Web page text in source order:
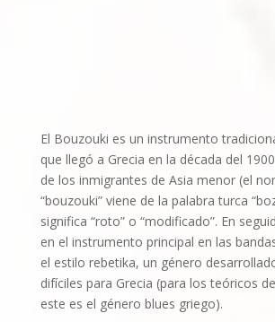
El Bouzouki es un instrumento
que llegó a Grecia en la década del
de los inmigrantes de Asia menor (el
“bouzouki” viene de la palabra turca
significa “roto” o “modificado”. En
en el instrumento principal en las
el estilo rebetika, un género
difíciles para Grecia (para los teóricos
este es el género blues griego).